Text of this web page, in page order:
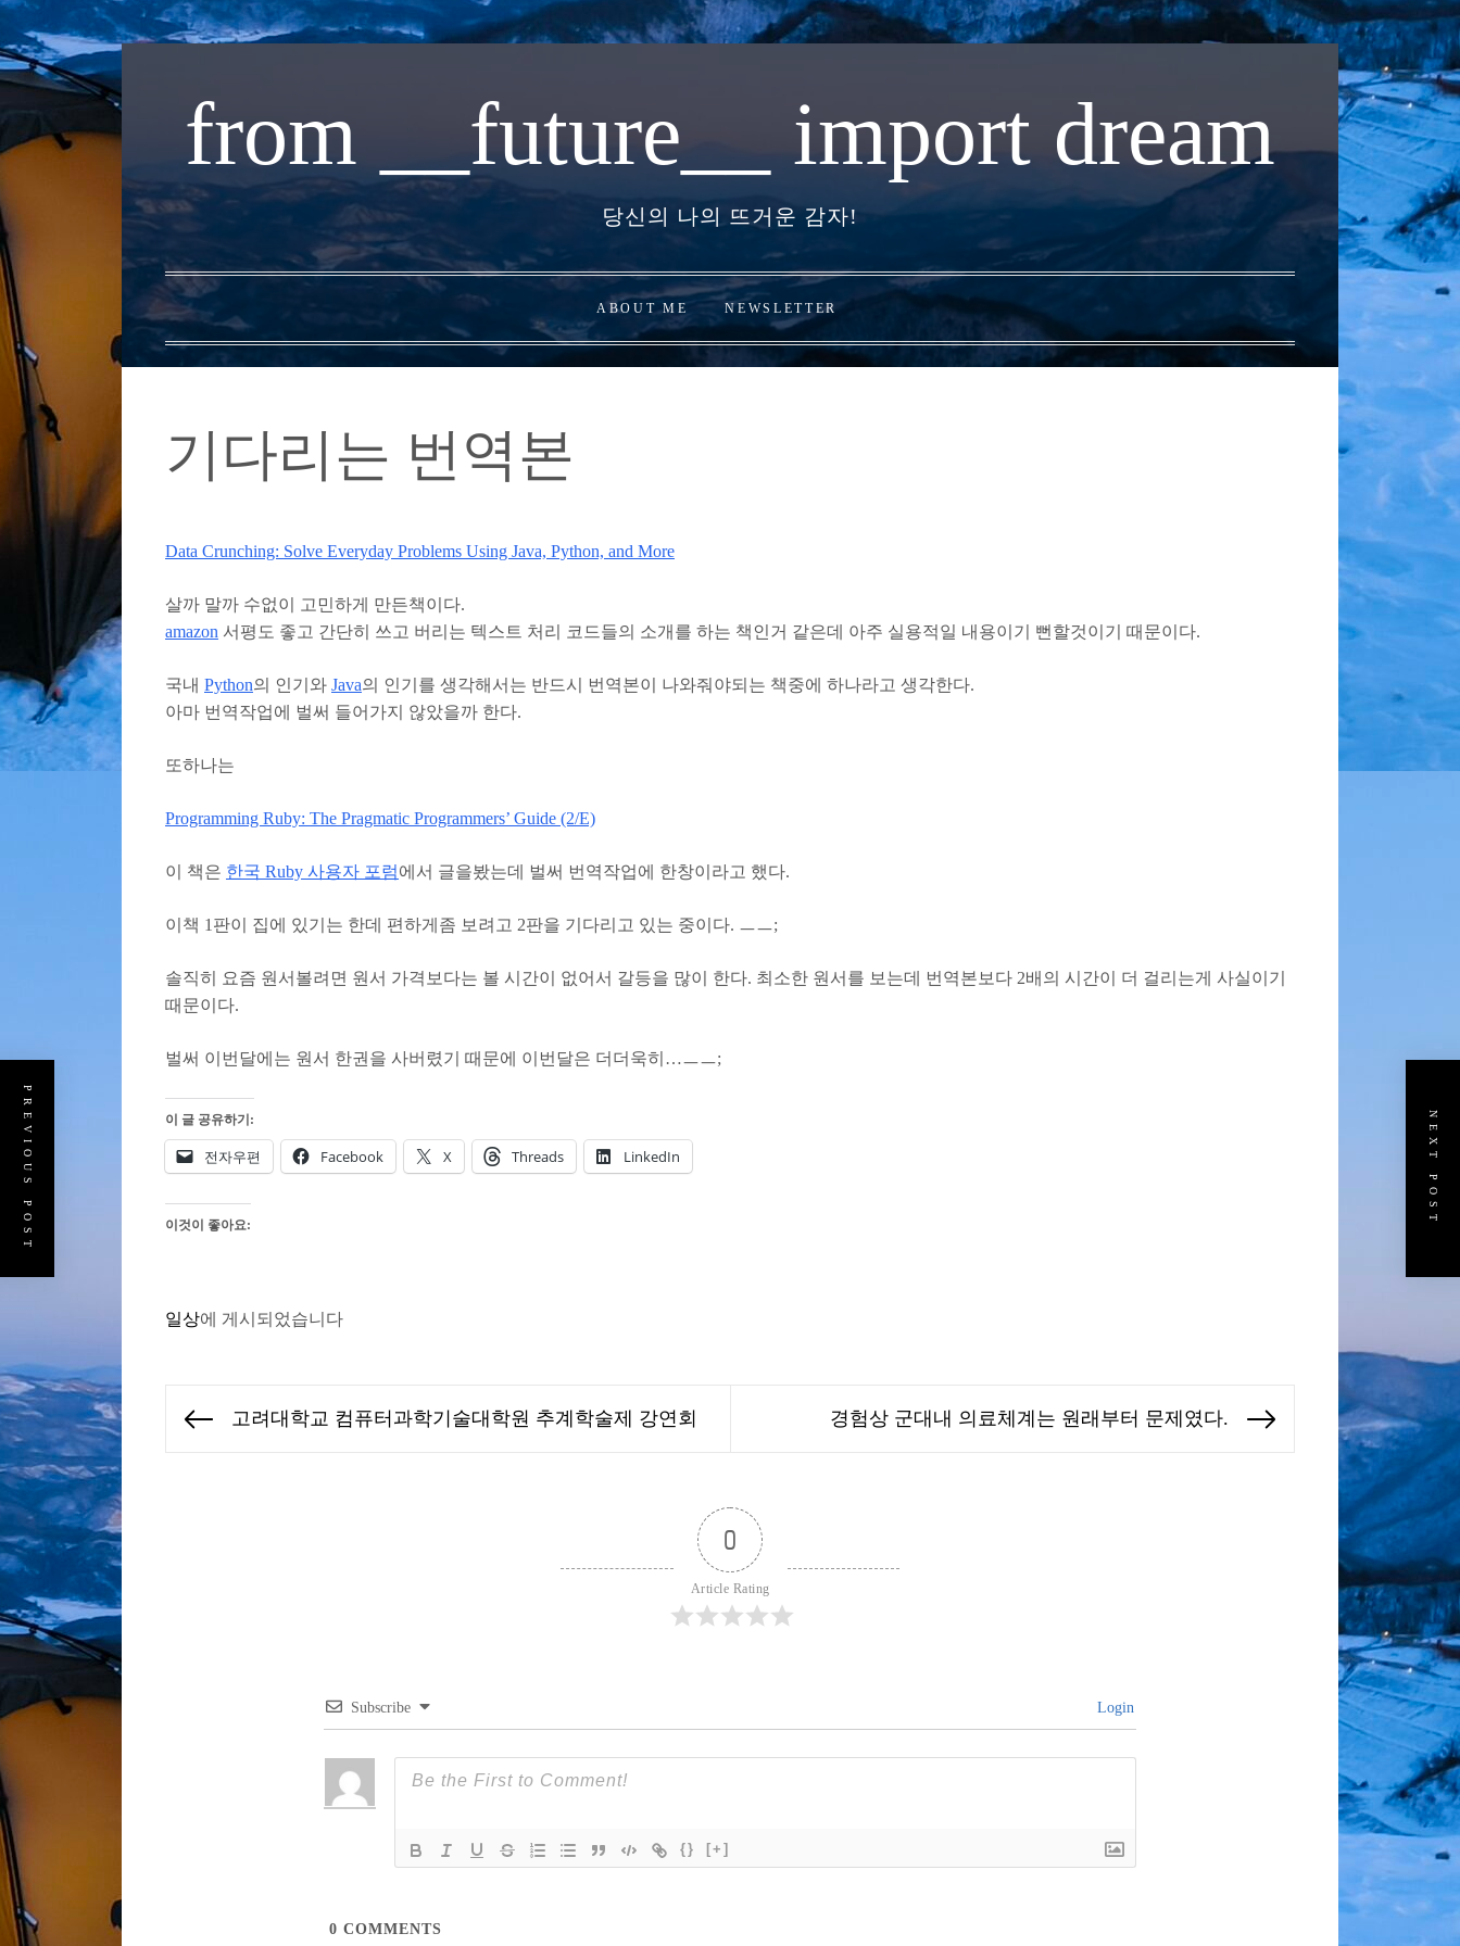
내
용
으
로
로
가
from __future__ import dream
당신의 나의 뜨거운 감자!
ABOUT ME NEWSLETTER
기다리는 번역본
Data Crunching: Solve Everyday Problems Using Java, Python, and More
살까 말까 수없이 고민하게 만든책이다.
amazon 서평도 좋고 간단히 쓰고 버리는 텍스트 처리 코드들의 소개를 하는 책인거 같은데 아주 실용적일 내용이기 뻔할것이기 때문이다.
국내 Python의 인기와 Java의 인기를 생각해서는 반드시 번역본이 나와줘야되는 책중에 하나라고 생각한다.
아마 번역작업에 벌써 들어가지 않았을까 한다.
또하나는
Programming Ruby: The Pragmatic Programmers’ Guide (2/E)
이 책은 한국 Ruby 사용자 포럼에서 글을봤는데 벌써 번역작업에 한창이라고 했다.
이책 1판이 집에 있기는 한데 편하게좀 보려고 2판을 기다리고 있는 중이다. ㅡㅡ;
솔직히 요즘 원서볼려면 원서 가격보다는 볼 시간이 없어서 갈등을 많이 한다. 최소한 원서를 보는데 번역본보다 2배의 시간이 더 걸리는게 사실이기
때문이다.
벌써 이번달에는 원서 한권을 사버렸기 때문에 이번달은 더더욱히…ㅡㅡ;
이 글 공유하기:
전자우편 Facebook X Threads LinkedIn
이것이 좋아요:
일상에 게시되었습니다
Previous
고려대학교 컴퓨터과학기술대학원 추계학술제 강연회 경험상 군대내 의료체계는 원래부터 문제였다.
0
Article Rating
Subscribe Login
{} [+]
0 COMMENTS
PREVIOUS POST NEXT POST